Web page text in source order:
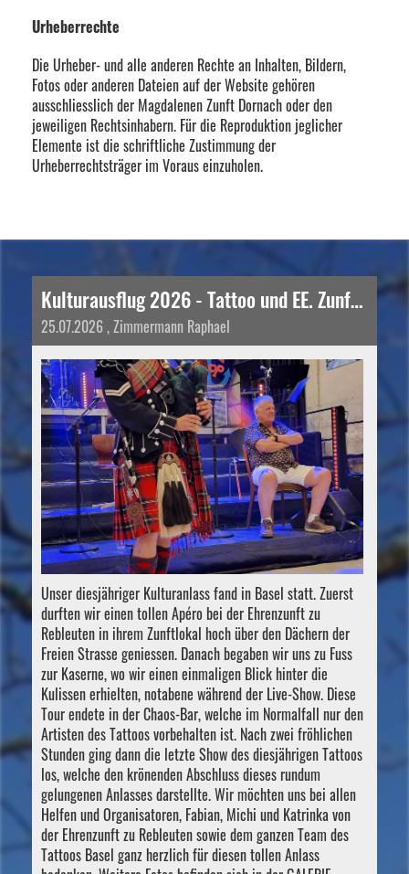
Urheberrechte
Die Urheber- und alle anderen Rechte an Inhalten, Bildern,
Fotos oder anderen Dateien auf der Website gehören
ausschliesslich der Magdalenen Zunft Dornach oder den
jeweiligen Rechtsinhabern. Für die Reproduktion jeglicher
Elemente ist die schriftliche Zustimmung der
Urheberrechtsträger im Voraus einzuholen.
Kulturausflug 2026 - Tattoo und EE. Zunft zu Rebleuten
25.07.2026, Zimmermann Raphael
Unser diesjähriger Kulturanlass fand in Basel statt. Zuerst
durften wir einen tollen Apéro bei der Ehrenzunft zu
Rebleuten in ihrem Zunftlokal hoch über den Dächern der
Freien Strasse geniessen. Danach begaben wir uns zu Fuss
zur Kaserne, wo wir einen einmaligen Blick hinter die
Kulissen erhielten, notabene während der Live-Show. Diese
Tour endete in der Chaos-Bar, welche im Normalfall nur den
Artisten des Tattoos vorbehalten ist. Nach zwei fröhlichen
Stunden ging dann die letzte Show des diesjährigen Tattoos
los, welche den krönenden Abschluss dieses rundum
gelungenen Anlasses darstellte. Wir möchten uns bei allen
Helfen und Organisatoren, Fabian, Michi und Katrinka von
der Ehrenzunft zu Rebleuten sowie dem ganzen Team des
Tattoos Basel ganz herzlich für diesen tollen Anlass